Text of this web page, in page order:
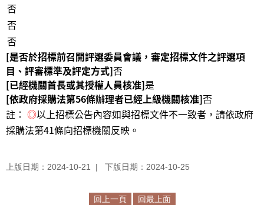
否
否
否
[是否於招標前召開評選委員會議，審定招標文件之評選項
目、評審標準及評定方式]否
[已經機關首長或其授權人員核准]是
[依政府採購法第56條辦理者已經上級機關核准]否
註： ◎以上招標公告內容如與招標文件不一致者，請依政府
採購法第41條向招標機關反映。
上版日期：2024-10-21 下版日期：2024-10-25
回上一頁 回最上面